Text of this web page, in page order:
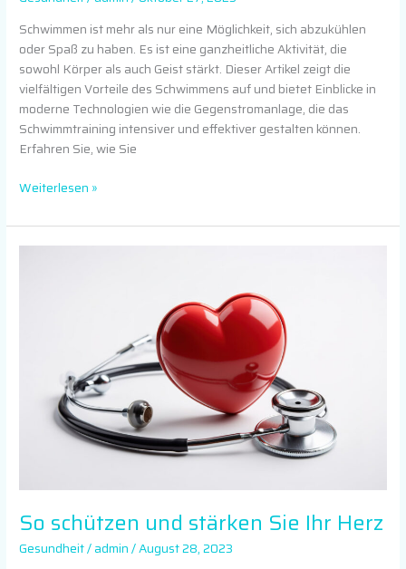
Schwimmen ist mehr als nur eine Möglichkeit, sich abzukühlen
oder Spaß zu haben. Es ist eine ganzheitliche Aktivität, die
sowohl Körper als auch Geist stärkt. Dieser Artikel zeigt die
vielfältigen Vorteile des Schwimmens auf und bietet Einblicke in
moderne Technologien wie die Gegenstromanlage, die das
Schwimmtraining intensiver und effektiver gestalten können.
Erfahren Sie, wie Sie
Weiterlesen »
So schützen und stärken Sie Ihr Herz
Gesundheit/admin/August 28, 2023